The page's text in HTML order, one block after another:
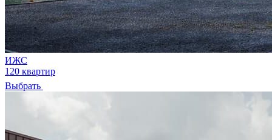
ИЖС
120 квартир
Выбрать